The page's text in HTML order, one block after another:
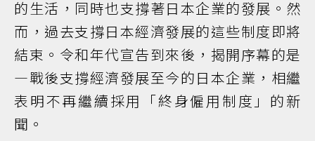
的生活，同時也支撐著日本企業的發展。然
而，過去支撐日本經濟發展的這些制度即將
結束。令和年代宣告到來後，揭開序幕的是
—戰後支撐經濟發展至今的日本企業，相繼
表明不再繼續採用「終身僱用制度」的新
聞。